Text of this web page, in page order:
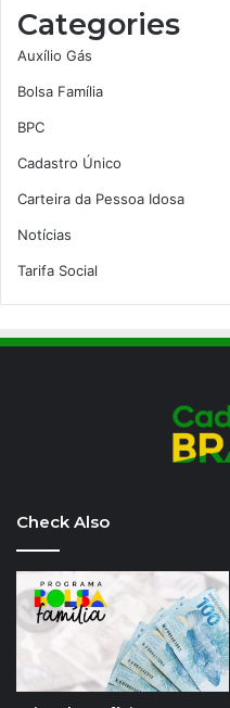
Categories
Auxílio Gás
Bolsa Família
BPC
Cadastro Único
Carteira da Pessoa Idosa
Notícias
Tarifa Social
Check Also